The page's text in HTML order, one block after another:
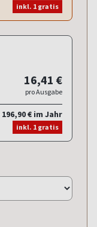
inkl. 1 gratis
16,41 €
pro Ausgabe
196,90 € im Jahr
inkl. 1 gratis